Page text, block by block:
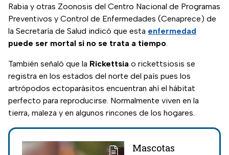
Rabia y otras Zoonosis del Centro Nacional de Programas
Preventivos y Control de Enfermedades (Cenaprece) de
la Secretaría de Salud indicó que esta enfermedad
puede ser mortal si no se trata a tiempo.
También señaló que la Rickettsia o rickettsiosis se
registra en los estados del norte del país pues los
artrópodos ectoparásitos encuentran ahí el hábitat
perfecto para reproducirse. Normalmente viven en la
tierra, maleza y en algunos rincones de los hogares.
Mascotas